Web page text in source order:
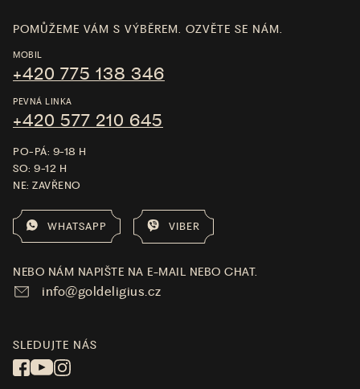
POMŮŽEME VÁM S VÝBĚREM. OZVĚTE SE NÁM.
MOBIL
+420 775 138 346
PEVNÁ LINKA
+420 577 210 645
PO-PÁ: 9-18 H
SO: 9-12 H
NE: ZAVŘENO
WHATSAPP VIBER
NEBO NÁM NAPIŠTE NA E-MAIL NEBO CHAT.
info@goldeligius.cz
SLEDUJTE NÁS